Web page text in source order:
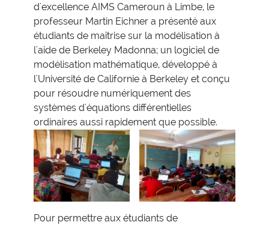
d'excellence AIMS Cameroun à Limbe, le
professeur Martin Eichner a présenté aux
étudiants de maîtrise sur la modélisation à
l'aide de Berkeley Madonna; un logiciel de
modélisation mathématique, développé à
l'Université de Californie à Berkeley et conçu
pour résoudre numériquement des
systèmes d'équations différentielles
ordinaires aussi rapidement que possible.
Pour permettre aux étudiants de